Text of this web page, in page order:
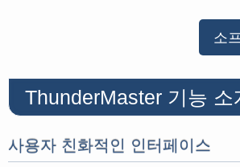
소
ThunderMaster 기능 소
사용자 친화적인 인터페이스